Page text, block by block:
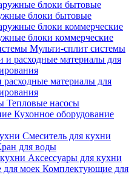
блоки бытовые
блоки коммерческие
Мульти-сплит системы
материалы для
Тепловые насосы
Кухонное оборудование
Смеситель для кухни
для воды
Аксессуары для кухни
Комплектующие для